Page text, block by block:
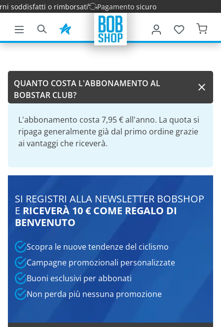
principale
soddisfatti o rimborsati Pagamento sicuro
QUANTO COSTA L'ABBONAMENTO AL
BOBSTAR CLUB?
L'abbonamento costa 7,95 € all'anno. La quota si
ripaga generalmente già dal primo ordine grazie
ai vantaggi che riceverà.
SI REGISTRI ALLA NEWSLETTER BOBSHOP
E RICEVERÀ 10 € COME REGALO DI
BENVENUTO
Scopra le nuove tendenze del ciclismo
Campagne promozionali personalizzate
Buoni esclusivi per abbonati
Non perda più nessuna promozione